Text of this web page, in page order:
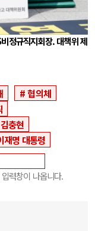
정규직지회장. 대책위 제
협의체
김충현
재명 대통령
력창이 나옵니다.